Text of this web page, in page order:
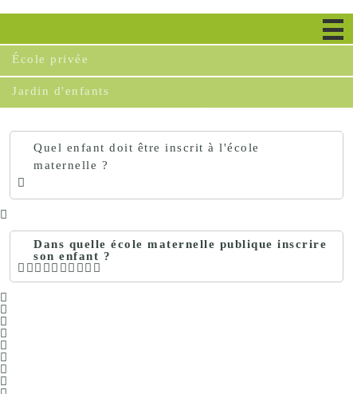
École privée
Jardin d'enfants
Quel enfant doit être inscrit à l'école
maternelle ?
Dans quelle école maternelle publique inscrire
son enfant ?